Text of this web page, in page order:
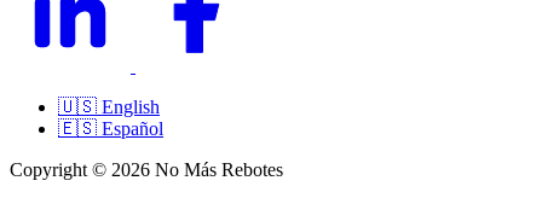
🇺🇸 English
🇪🇸 Español
Copyright © 2026 No Más Rebotes